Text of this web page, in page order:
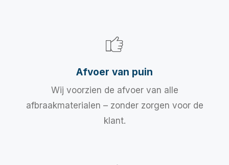
Afvoer van puin
Wij voorzien de afvoer van alle
afbraakmaterialen – zonder zorgen voor de
klant.